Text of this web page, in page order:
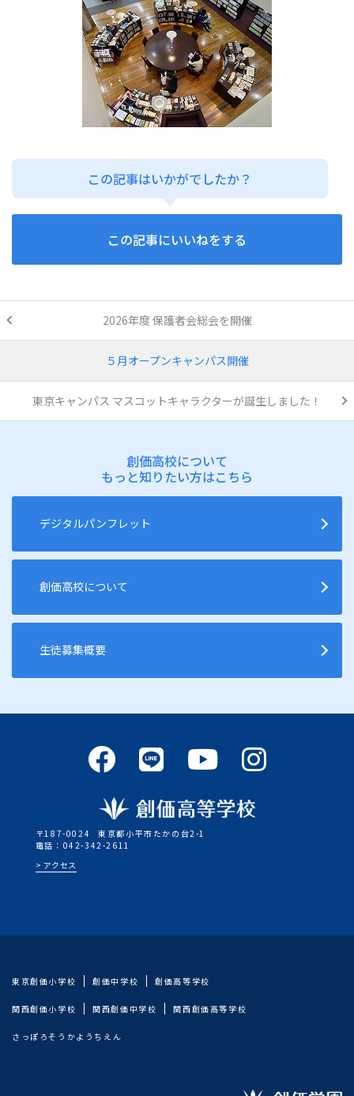
この記事はいかがでしたか？
この記事にいいねをする
2026年度 保護者会総会を開催
５月オープンキャンパス開催
東京キャンパス マスコットキャラクターが誕生しました！
創価高校について
もっと知りたい方はこちら
デジタルパンフレット
創価高校について
生徒募集概要
〒187-0024
東京都小平市たかの台2-1
電話：042-342-2611
アクセス
東京創価小学校 創価中学校 創価高等学校
関西創価小学校 関西創価中学校 関西創価高等学校
さっぽろそうかようちえん